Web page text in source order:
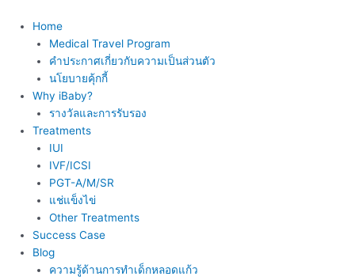
content
Home
Medical Travel Program
คำประกาศเกี่ยวกับความเป็นส่วนตัว
นโยบายคุ้กกี้
Why iBaby?
รางวัลและการรับรอง
Treatments
IUI
IVF/ICSI
PGT-A/M/SR
แช่แข็งไข่
Other Treatments
Success Case
Blog
ความรู้ด้านการทำเด็กหลอดแก้ว